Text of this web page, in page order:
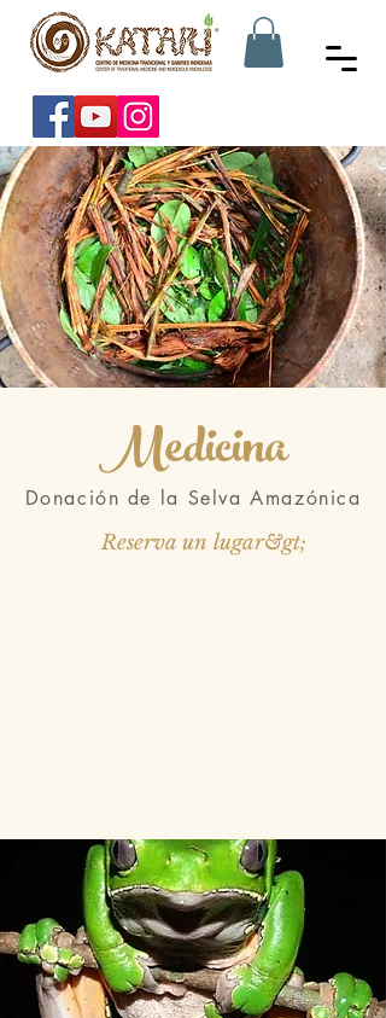
Medicina
Donación de la Selva Amazónica
Reserva un lugar&gt;